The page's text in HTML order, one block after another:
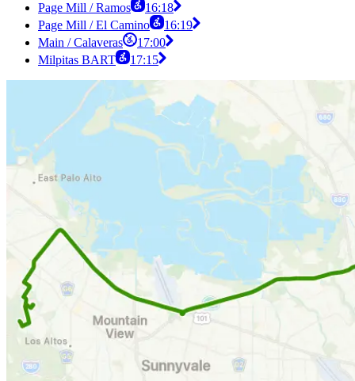
Page Mill / Ramos
16:18
Page Mill / El Camino
16:19
Main / Calaveras
17:00
Milpitas BART
17:15